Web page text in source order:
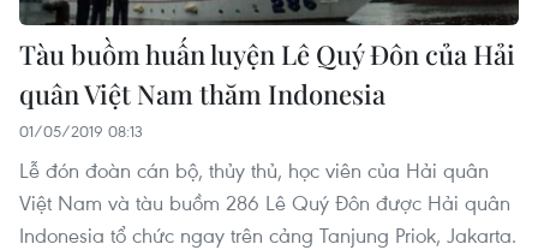
Tàu buồm huấn luyện Lê Quý Đôn của Hải
quân Việt Nam thăm Indonesia
01/05/2019 08:13
Lễ đón đoàn cán bộ, thủy thủ, học viên của Hải quân
Việt Nam và tàu buồm 286 Lê Quý Đôn được Hải quân
Indonesia tổ chức ngay trên cảng Tanjung Priok, Jakarta.